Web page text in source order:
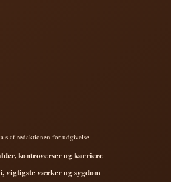
s af redaktionen for udgivelse.
kontroverser og karriere
vigtigste værker og sygdom